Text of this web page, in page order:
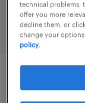
job details
technical problems,
offer you more
decline them, or
change your
policy.